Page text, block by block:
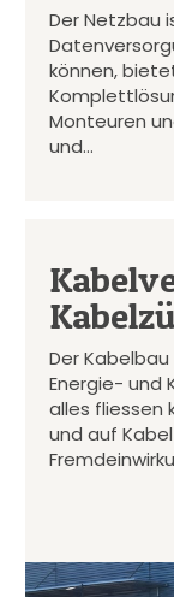
Der Netzbau
können,
Monteuren
und…
Der
Energie- und
alles fliessen
und auf